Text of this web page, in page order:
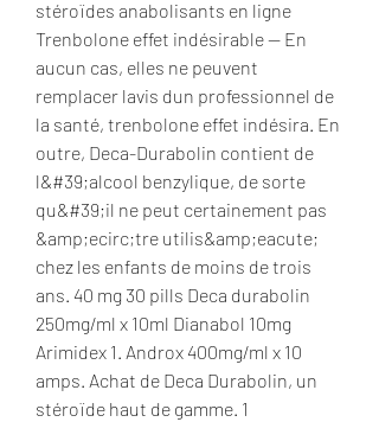
stéroïdes anabolisants en ligne
Trenbolone effet indésirable -- En
aucun cas, elles ne peuvent
remplacer lavis dun professionnel de
la santé, trenbolone effet indésira. En
outre, Deca-Durabolin contient de
l&#39;alcool benzylique, de sorte
qu&#39;il ne peut certainement pas
&amp;ecirc;tre utilis&amp;eacute;
chez les enfants de moins de trois
ans. 40 mg 30 pills Deca durabolin
250mg/ml x 10ml Dianabol 10mg
Arimidex 1. Androx 400mg/ml x 10
amps. Achat de Deca Durabolin, un
stéroïde haut de gamme. 1